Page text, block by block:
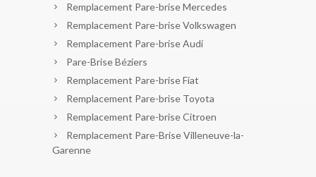
Remplacement Pare-brise Mercedes
Remplacement Pare-brise Volkswagen
Remplacement Pare-brise Audi
Pare-Brise Béziers
Remplacement Pare-brise Fiat
Remplacement Pare-brise Toyota
Remplacement Pare-brise Citroen
Remplacement Pare-Brise Villeneuve-la-
Garenne